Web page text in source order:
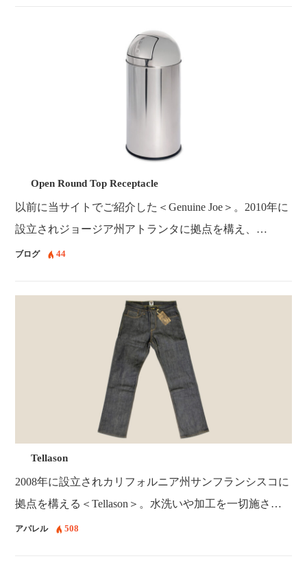
Open Round Top Receptacle
以前に当サイトでご紹介した＜Genuine Joe＞。2010年に
設立されジョージア州アトランタに拠点を構え、…
ブログ 44
Tellason
2008年に設立されカリフォルニア州サンフランシスコに
拠点を構える＜Tellason＞。水洗いや加工を一切施さ…
アパレル 508